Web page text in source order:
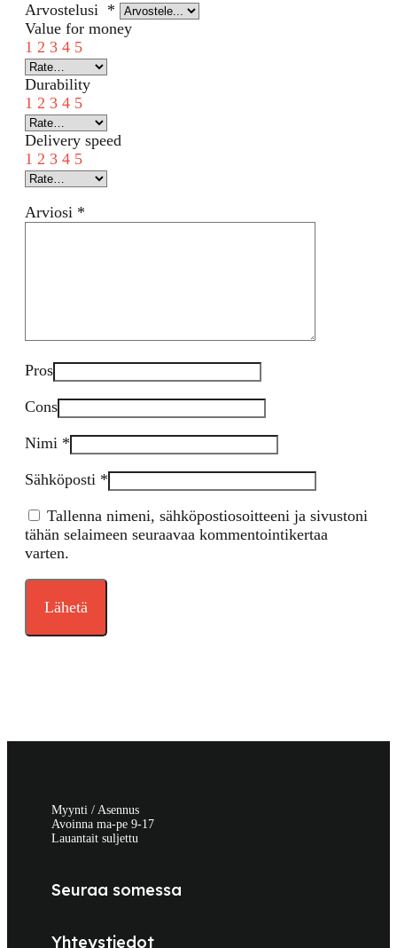
Arvostelusi *
Value for money
1 2 3 4 5
Durability
1 2 3 4 5
Delivery speed
1 2 3 4 5
Arviosi *
Pros
Cons
Nimi *
Sähköposti *
Tallenna nimeni, sähköpostiosoitteeni ja sivustoni
tähän selaimeen seuraavaa kommentointikertaa
varten.
Myynti / Asennus
Avoinna ma-pe 9-17
Lauantait suljettu
Seuraa somessa
Yhteystiedot